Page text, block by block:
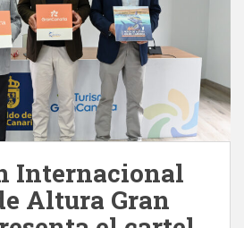
Internacional
Altura Gran